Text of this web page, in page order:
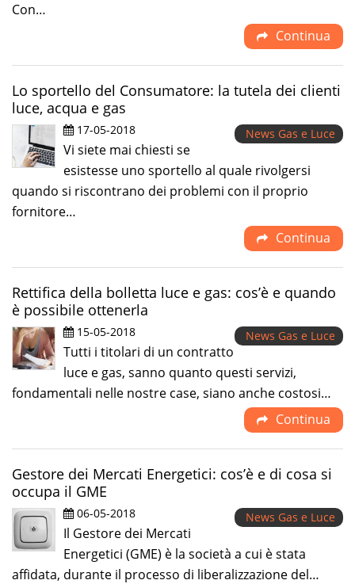
Con…
Continua
Lo sportello del Consumatore: la tutela dei clienti
luce, acqua e gas
17-05-2018 News Gas e Luce
Vi siete mai chiesti se
esistesse uno sportello al quale rivolgersi
quando si riscontrano dei problemi con il proprio
fornitore…
Continua
Rettifica della bolletta luce e gas: cos’è e quando
è possibile ottenerla
15-05-2018 News Gas e Luce
Tutti i titolari di un contratto
luce e gas, sanno quanto questi servizi,
fondamentali nelle nostre case, siano anche costosi…
Continua
Gestore dei Mercati Energetici: cos’è e di cosa si
occupa il GME
06-05-2018 News Gas e Luce
Il Gestore dei Mercati
Energetici (GME) è la società a cui è stata
affidata, durante il processo di liberalizzazione del…